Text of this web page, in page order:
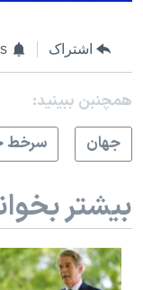
اشتراک
همچنبن ببینید:
جهان
سرخط
بیشتر